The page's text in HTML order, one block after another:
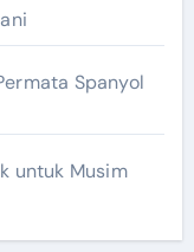
Spanyol
untuk Musim